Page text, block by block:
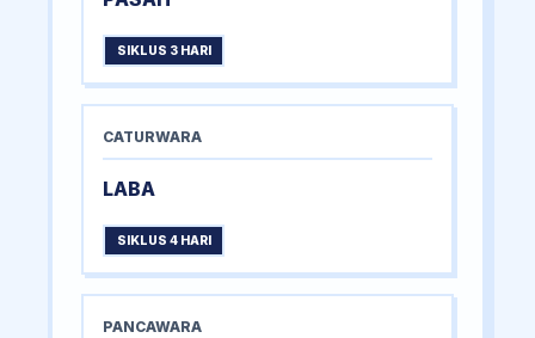
SIKLUS 3 HARI
CATURWARA
LABA
SIKLUS 4 HARI
PANCAWARA